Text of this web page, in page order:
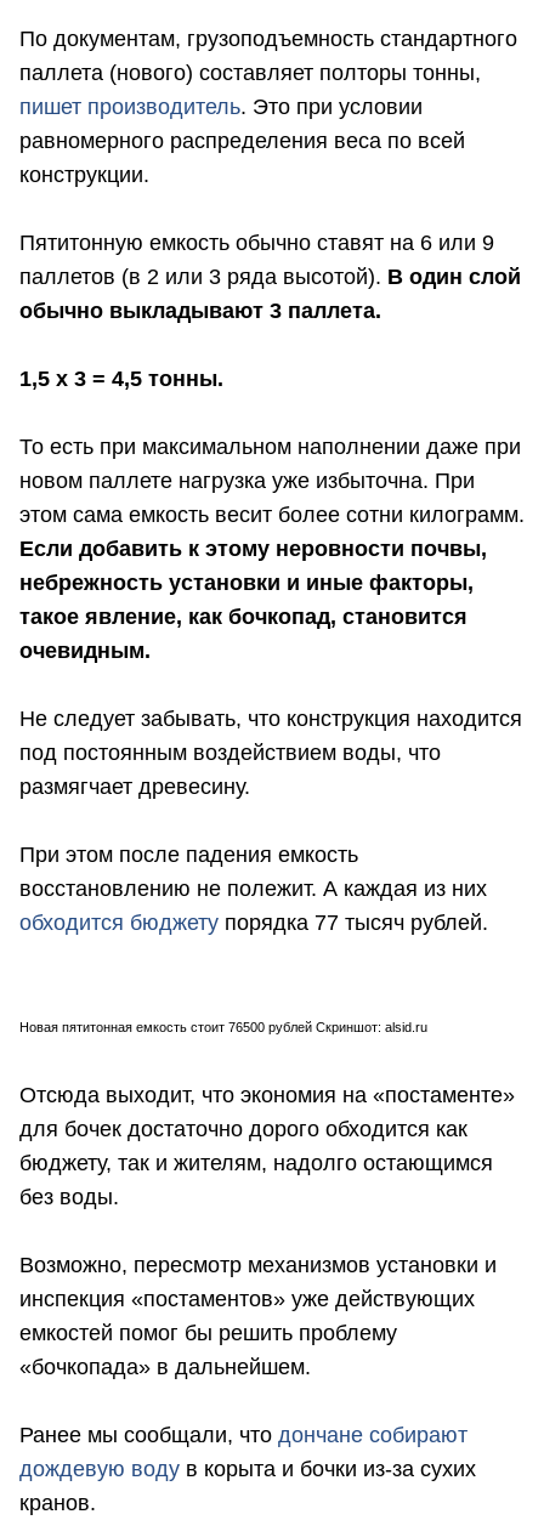
По документам, грузоподъемность стандартного
паллета (нового) составляет полторы тонны,
пишет производитель. Это при условии
равномерного распределения веса по всей
конструкции.
Пятитонную емкость обычно ставят на 6 или 9
паллетов (в 2 или 3 ряда высотой). В один слой
обычно выкладывают 3 паллета.
1,5 х 3 = 4,5 тонны.
То есть при максимальном наполнении даже при
новом паллете нагрузка уже избыточна. При
этом сама емкость весит более сотни килограмм.
Если добавить к этому неровности почвы,
небрежность установки и иные факторы,
такое явление, как бочкопад, становится
очевидным.
Не следует забывать, что конструкция находится
под постоянным воздействием воды, что
размягчает древесину.
При этом после падения емкость
восстановлению не полежит. А каждая из них
обходится бюджету порядка 77 тысяч рублей.
Новая пятитонная емкость стоит 76500 рублей Скриншот: alsid.ru
Отсюда выходит, что экономия на «постаменте»
для бочек достаточно дорого обходится как
бюджету, так и жителям, надолго остающимся
без воды.
Возможно, пересмотр механизмов установки и
инспекция «постаментов» уже действующих
емкостей помог бы решить проблему
«бочкопада» в дальнейшем.
Ранее мы сообщали, что дончане собирают
дождевую воду в корыта и бочки из-за сухих
кранов.